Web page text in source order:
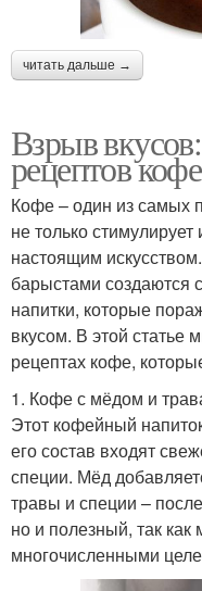
читать дальше →
Взрыв
рецептов
Кофе – один из самых
не только
настоящим
барыстами
напитки, которые
вкусом. В этой
рецептах кофе,
1. Кофе с мёдом и
Этот кофейный
его состав входят
специи. Мёд
травы и специи –
но и полезный, так
многочисленными